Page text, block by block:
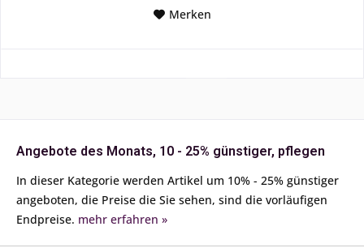
Merken
Angebote des Monats, 10 - 25% günstiger, pflegen
In dieser Kategorie werden Artikel um 10% - 25% günstiger
angeboten, die Preise die Sie sehen, sind die vorläufigen
Endpreise. mehr erfahren »